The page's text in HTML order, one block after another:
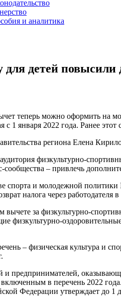
и аналитика
для детей повысили
теперь можно оформить на
с 1 января 2022 года. Ранее
региона Елена
физкультурно-
сообщества – привлечь
спорта и молодежной
налога через
за физкультурно-
физкультурно-
– физическая культура и
и предпринимателей,
в перечень 2022
Федерации утверждает до 1